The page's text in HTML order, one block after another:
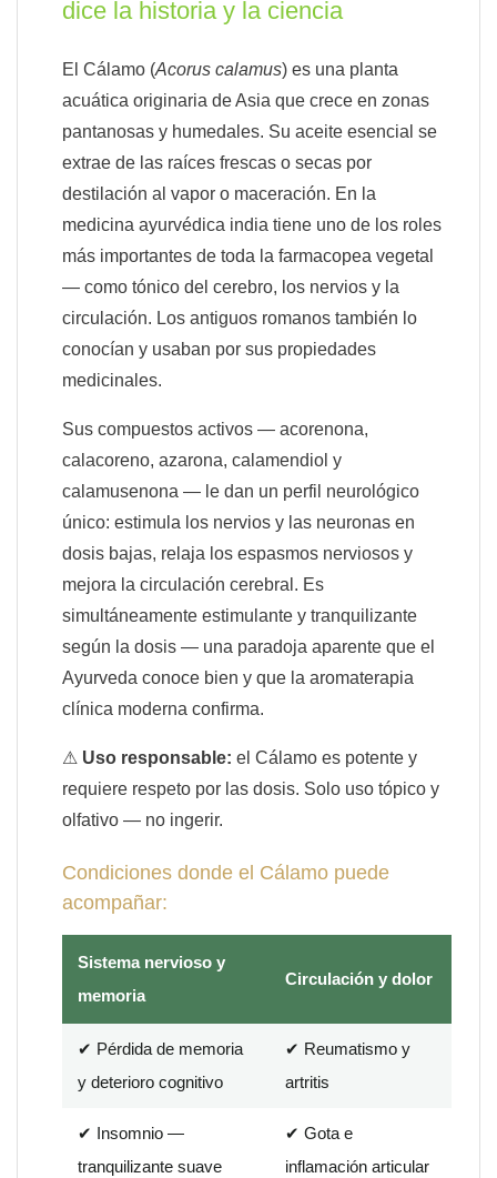
dice la historia y la ciencia
El Cálamo (Acorus calamus) es una planta
acuática originaria de Asia que crece en zonas
pantanosas y humedales. Su aceite esencial se
extrae de las raíces frescas o secas por
destilación al vapor o maceración. En la
medicina ayurvédica india tiene uno de los roles
más importantes de toda la farmacopea vegetal
— como tónico del cerebro, los nervios y la
circulación. Los antiguos romanos también lo
conocían y usaban por sus propiedades
medicinales.
Sus compuestos activos — acorenona,
calacoreno, azarona, calamendiol y
calamusenona — le dan un perfil neurológico
único: estimula los nervios y las neuronas en
dosis bajas, relaja los espasmos nerviosos y
mejora la circulación cerebral. Es
simultáneamente estimulante y tranquilizante
según la dosis — una paradoja aparente que el
Ayurveda conoce bien y que la aromaterapia
clínica moderna confirma.
⚠ Uso responsable: el Cálamo es potente y
requiere respeto por las dosis. Solo uso tópico y
olfativo — no ingerir.
Condiciones donde el Cálamo puede
acompañar:
Sistema nervioso y
memoria
Circulación y dolor
✔ Pérdida de memoria
y deterioro cognitivo
✔ Reumatismo y
artritis
✔ Insomnio —
tranquilizante suave
✔ Gota e
inflamación articular